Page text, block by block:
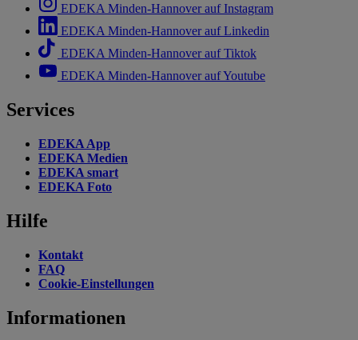
EDEKA Minden-Hannover auf Instagram
EDEKA Minden-Hannover auf Linkedin
EDEKA Minden-Hannover auf Tiktok
EDEKA Minden-Hannover auf Youtube
Services
EDEKA App
EDEKA Medien
EDEKA smart
EDEKA Foto
Hilfe
Kontakt
FAQ
Cookie-Einstellungen
Informationen